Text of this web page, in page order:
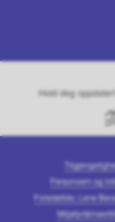
Hold deg
Personvern og
Forsidefoto: Lene